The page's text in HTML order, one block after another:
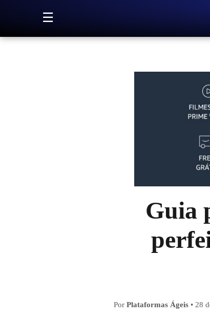
☰
Guia
Por Plataformas Ágeis • 28